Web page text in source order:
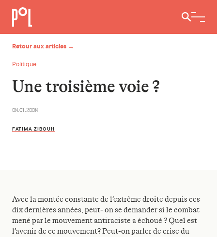
Ouvrir /
Retour aux articles →
Politique
Une troisième voie ?
08.01.2008
FATIMA ZIBOUH
Avec la montée constante de l’extrême droite depuis ces
dix dernières années, peut- on se demander si le combat
mené par le mouvement antiraciste a échoué ? Quel est
l’avenir de ce mouvement? Peut-on parler de crise du